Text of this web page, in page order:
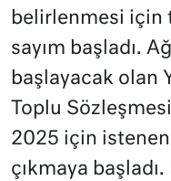
belirlenmesi için
sayım başladı.
başlayacak olan
Toplu
2025 için istenen
çıkmaya